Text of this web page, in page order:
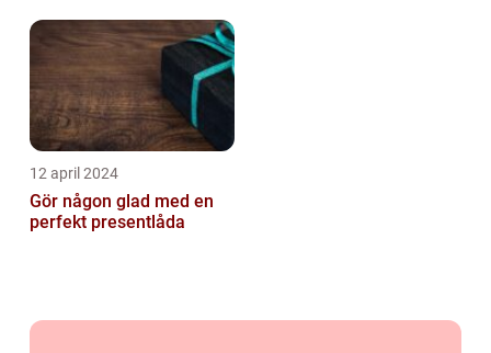
12 april 2024
Gör någon glad med en
perfekt presentlåda